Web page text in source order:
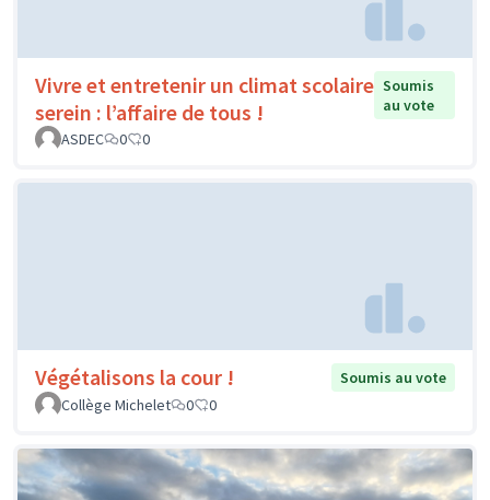
Vivre et entretenir un climat scolaire
serein : l’affaire de tous !
Soumis
au vote
ASDEC
0 0
Végétalisons la cour !
Soumis au vote
Collège Michelet
0 0